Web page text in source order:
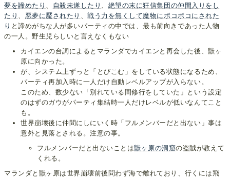
夢を諦めたり 、 自殺未遂したり 、 絶望の末に狂信集団の仲間入りをし
たり 、 悪夢に魘されたり 、戦う力を無くして魔物にボコボコにされた
り と諦めがちな人が多いパーティの中では、最も前向きであった人物
の一人。野生児らしいと言えなくもない
カイエンの台詞によるとマランダでカイエンと再会した後、獣ヶ
原に向かった。
が、システム上ずっと「とびこむ」をしている状態になるため、
パーティ再加入時に一人だけ自動レベルアップが入らない。
このため、数少ない「別れている間修行をしていた」という設定
のはずのガウがパーティ集結時一人だけレベルが低いなんてこと
も。
世界崩壊後に仲間にしにいく時「フルメンバーだと出ない」事は
意外と見落とされる。注意の事。
フルメンバーだと出ないことは獣ヶ原の洞窟の盗賊が教えて
くれる。
マランダと獣ヶ原は世界崩壊前後問わず海で離れており、行くには飛